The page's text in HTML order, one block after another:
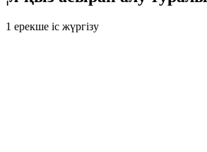
1 ерекше іс жүргізу